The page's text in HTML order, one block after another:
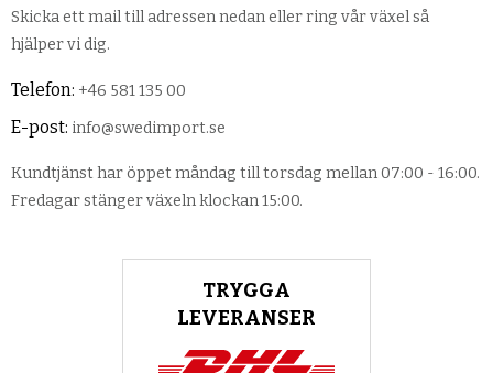
Skicka ett mail till adressen nedan eller ring vår växel så
hjälper vi dig.
Telefon: +46 581 135 00
E-post: info@swedimport.se
Kundtjänst har öppet måndag till torsdag mellan 07:00 - 16:00.
Fredagar stänger växeln klockan 15:00.
TRYGGA
LEVERANSER